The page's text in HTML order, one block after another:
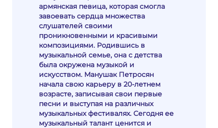
армянская певица, которая смогла
завоевать сердца множества
слушателей своими
проникновенными и красивыми
композициями. Родившись в
музыкальной семье, она с детства
была окружена музыкой и
искусством. Манушак Петросян
начала свою карьеру в 20-летнем
возрасте, записывая свои первые
песни и выступая на различных
музыкальных фестивалях. Сегодня ее
музыкальный талант ценится и